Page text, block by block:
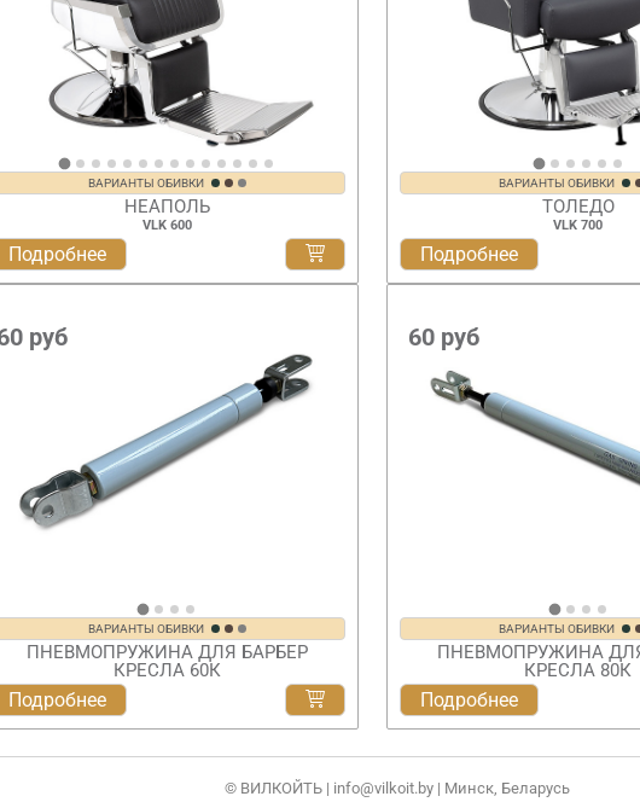
ВАРИАНТЫ ОБИВКИ
НЕАПОЛЬ
VLK 600
Подробнее
ВАРИАНТЫ ОБИВКИ
ТОЛЕДО
VLK 700
Подробнее
руб
ВАРИАНТЫ ОБИВКИ
ПНЕВМОПРУЖИНА ДЛЯ БАРБЕР
КРЕСЛА 60К
Подробнее
60руб
ВАРИАНТЫ ОБИВКИ
ПНЕВМОПРУЖИНА
КРЕСЛА 80К
Подробнее
© ВИЛКОЙТЬ | info@vilkoit.by | Минск, Беларусь